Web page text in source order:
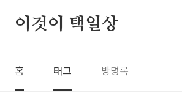
이것이 택일상
홈 태그 방명록